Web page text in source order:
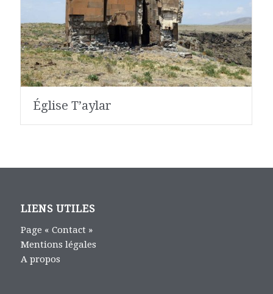
Église T’aylar
LIENS UTILES
Page « Contact »
Mentions légales
A propos